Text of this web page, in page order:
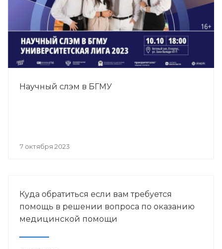
Научный слэм в БГМУ
7 октября 2023
Куда обратиться если вам требуется
помощь в решении вопроса по оказанию
медицинской помощи